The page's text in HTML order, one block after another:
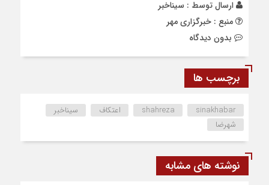
ارسال توسط : سیناخبر
منبع : خبرگزاری مهر
بدون دیدگاه
برچسب ها
shahreza sinakhabar اعتکاف
سیناخبر
شهرضا
نوشته های مشابه